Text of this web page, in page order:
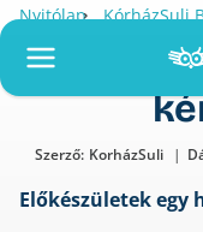
Skip
to
content
Nyitólap•KórházSuli
Szerző: KorházSuli
Előkészületek